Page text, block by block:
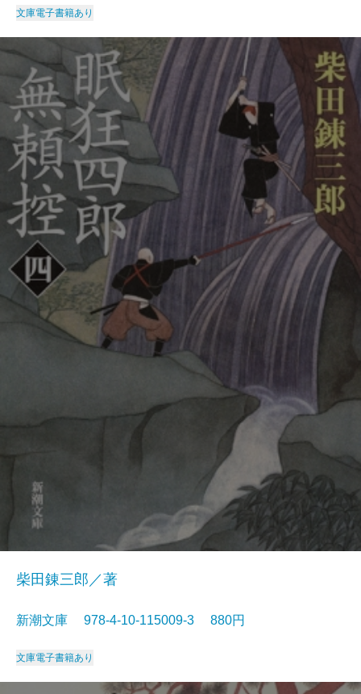
文庫電子書籍あり
柴田錬三郎／著
新潮文庫 978-4-10-115009-3 880円
文庫電子書籍あり